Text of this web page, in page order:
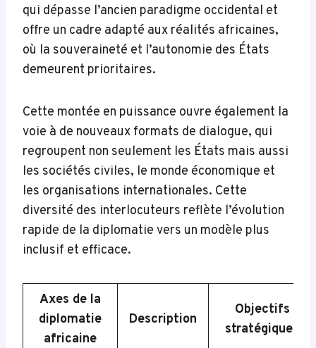
qui dépasse l’ancien paradigme occidental et
offre un cadre adapté aux réalités africaines,
où la souveraineté et l’autonomie des États
demeurent prioritaires.
Cette montée en puissance ouvre également la
voie à de nouveaux formats de dialogue, qui
regroupent non seulement les États mais aussi
les sociétés civiles, le monde économique et
les organisations internationales. Cette
diversité des interlocuteurs reflète l’évolution
rapide de la diplomatie vers un modèle plus
inclusif et efficace.
Axes de la
diplomatie
africaine
Description
Objectifs
stratégiques